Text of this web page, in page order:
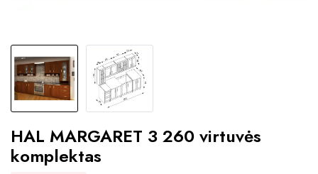
HAL MARGARET 3 260 virtuvės
komplektas